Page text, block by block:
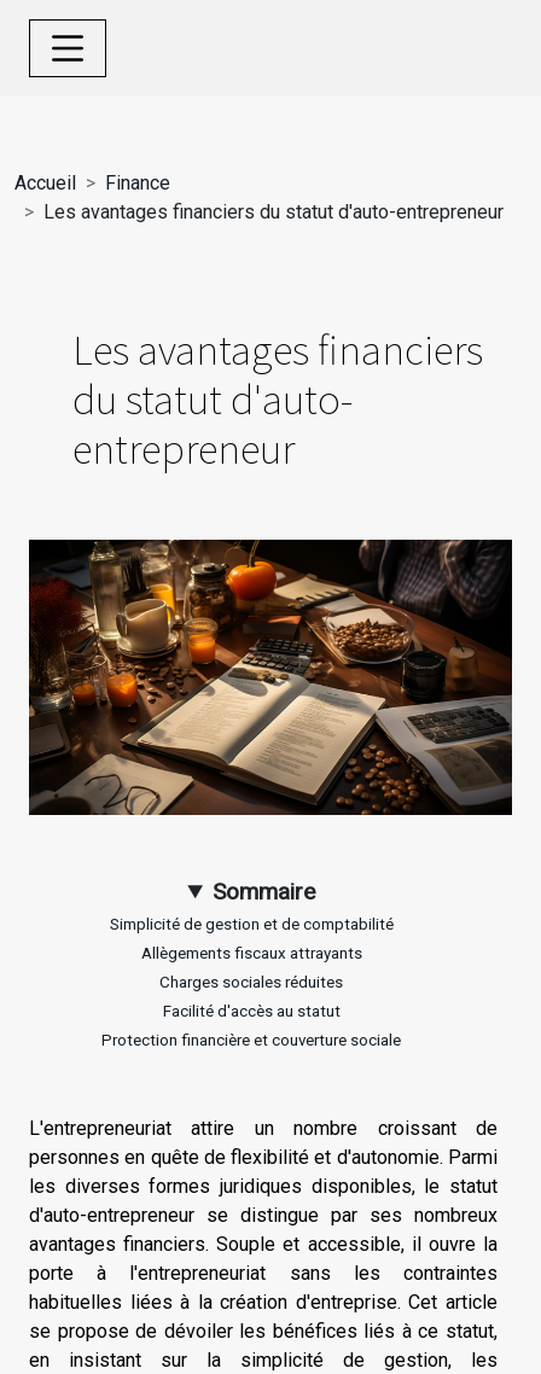
Accueil
Finance
Les avantages financiers du statut d'auto-entrepreneur
Les avantages financiers
du statut d'auto-
entrepreneur
Sommaire
Simplicité de gestion et de comptabilité
Allègements fiscaux attrayants
Charges sociales réduites
Facilité d'accès au statut
Protection financière et couverture sociale
L'entrepreneuriat attire un nombre croissant de
personnes en quête de flexibilité et d'autonomie. Parmi
les diverses formes juridiques disponibles, le statut
d'auto-entrepreneur se distingue par ses nombreux
avantages financiers. Souple et accessible, il ouvre la
porte à l'entrepreneuriat sans les contraintes
habituelles liées à la création d'entreprise. Cet article
se propose de dévoiler les bénéfices liés à ce statut,
en insistant sur la simplicité de gestion, les